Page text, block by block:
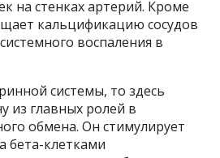
на стенках артерий. Кроме
кальцификацию сосудов
воспаления в
системы, то здесь
из главных ролей в
обмена. Он стимулирует
бета-клетками